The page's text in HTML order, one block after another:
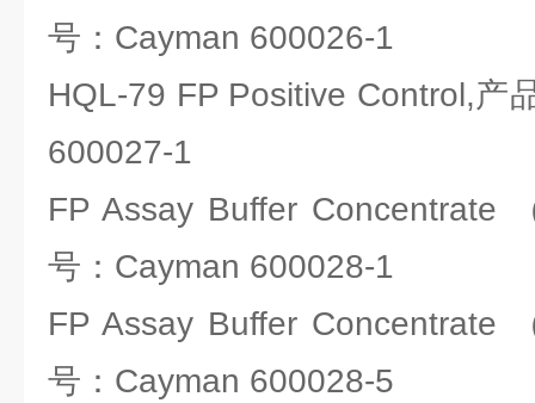
号：Cayman 600026-1
HQL-79 FP Positive Control,产
600027-1
FP Assay Buffer Concentrate
号：Cayman 600028-1
FP Assay Buffer Concentrate
号：Cayman 600028-5